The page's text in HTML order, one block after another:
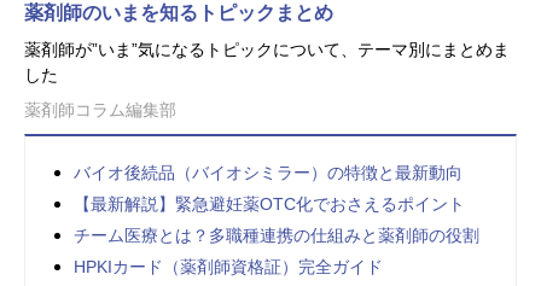
薬剤師のいまを知るトピックまとめ
薬剤師が”いま”気になるトピックについて、テーマ別にまとめま
した
薬剤師コラム編集部
バイオ後続品（バイオシミラー）の特徴と最新動向
【最新解説】緊急避妊薬OTC化でおさえるポイント
チーム医療とは？多職種連携の仕組みと薬剤師の役割
HPKIカード（薬剤師資格証）完全ガイド